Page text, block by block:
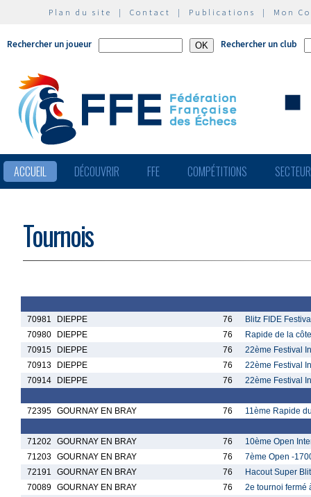
Plan du site | Contact | Publications | Mon
Rechercher un joueur Rechercher un club
ACCUEIL DÉCOUVRIR FFE COMPÉTITIONS
Tournois
70981 DIEPPE 76
Blitz FIDE
70980
DIEPPE 76
Rapide de la
70915
DIEPPE 76
22ème Festival
70913
DIEPPE 76
22ème Festival
70914
DIEPPE 76 22ème Festival
72395 GOURNAY EN BRAY 76 11ème Rapide
71202 GOURNAY EN BRAY 76
10ème Open
71203 GOURNAY EN BRAY 76
7ème Open -
72191
GOURNAY EN BRAY 76
Hacout Super
70089 GOURNAY EN BRAY 76
2e tournoi fermé